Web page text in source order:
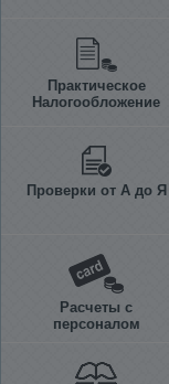
Практическое
Налогообложение
Проверки от А до Я
Расчеты с
персоналом